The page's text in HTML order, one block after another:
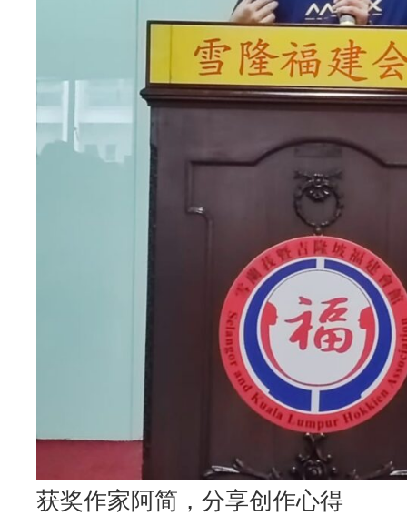
获奖作家阿简，分享创作心得